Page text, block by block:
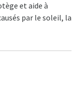
et aide à
par le soleil, la